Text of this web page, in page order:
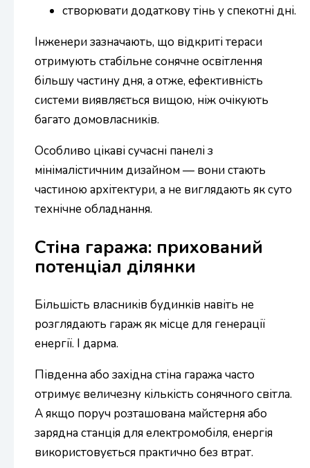
створювати додаткову тінь у спекотні дні.
Інженери зазначають, що відкриті тераси
отримують стабільне сонячне освітлення
більшу частину дня, а отже, ефективність
системи виявляється вищою, ніж очікують
багато домовласників.
Особливо цікаві сучасні панелі з
мінімалістичним дизайном — вони стають
частиною архітектури, а не виглядають як суто
технічне обладнання.
Стіна гаража: прихований
потенціал ділянки
Більшість власників будинків навіть не
розглядають гараж як місце для генерації
енергії. І дарма.
Південна або західна стіна гаража часто
отримує величезну кількість сонячного світла.
А якщо поруч розташована майстерня або
зарядна станція для електромобіля, енергія
використовується практично без втрат.